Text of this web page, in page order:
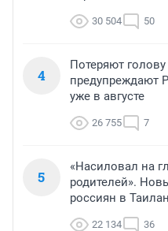
30 504 50
4
Потеряют
предупреждают
уже в августе
26 755 7
5
«Насиловал на
родителей».
россиян в
22 134 36